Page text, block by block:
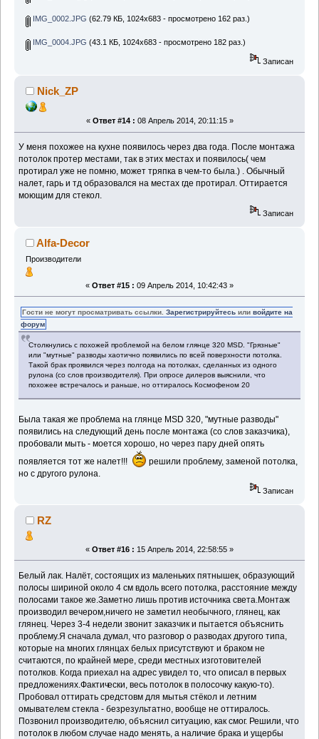
IMG_0002.JPG (62.79 КБ, 1024x683 - просмотрено 162 раз.)
IMG_0004.JPG (43.1 КБ, 1024x683 - просмотрено 182 раз.)
Записан
Nick_ZP
« Ответ #14 : 08 Апрель 2014, 20:11:15 »
У меня похожее на кухне появилось через два года. После монтажа
потолок протер местами, так в этих местах и появилось( чем
протирал уже не помню, может тряпка в чем-то была.) . Обычный
налет, гарь и тд образовался на местах где протирал. Оттирается
моющим для стекол.
Записан
Alfa-Decor
Производители
« Ответ #15 : 09 Апрель 2014, 10:42:43 »
Гости не могут просматривать ссылки.Зарегистрируйтесь иливойдите на
форум
Столкнулись с похожей проблемой на белом глянце 320 MSD. "Грязные"
или "мутные" разводы хаотично появились по всей поверхности потолка.
Такой брак проявился через полгода на потолках, сделанных из одного
рулона (со слов производителя). При опросе дилеров выяснили, что
похожее встречалось и раньше, но оттиралось Космофеном 20
Была такая же проблема на глянце MSD 320, "мутные разводы"
появились на следующий день после монтажа (со слов заказчика),
пробовали мыть - моется хорошо, но через пару дней опять
появляется тот же налет!!!
решили проблему, заменой потолка,
но с другого рулона.
Записан
RZ
« Ответ #16 : 15 Апрель 2014, 22:58:55 »
Белый лак. Налёт, состоящих из маленьких пятнышек, образующий
полосы шириной около 4 см вдоль всего потолка, расстояние между
полосами такое же.Заметно лишь против источника света.Монтаж
производил вечером,ничего не заметил необычного, глянец, как
глянец. Через 3-4 недели звонит заказчик и пытается объяснить
проблему.Я сначала думал, что разговор о разводах другого типа,
которые на многих глянцах белых присутствуют и браком не
считаются, по крайней мере, среди местных изготовителей
потолков. Когда приехал на адрес увидел то, что описал в первых
предложениях.Фактически, весь потолок в полосочку какую-то).
Пробовал оттирать средстовм для мытья стёкол и летним
омывателем стекла - безрезультатно, вообще не оттиралось.
Позвонил производителю, объяснил ситуацию, как смог. Решили, что
потолок в любом случае надо менять, а наличие брака и ущербы